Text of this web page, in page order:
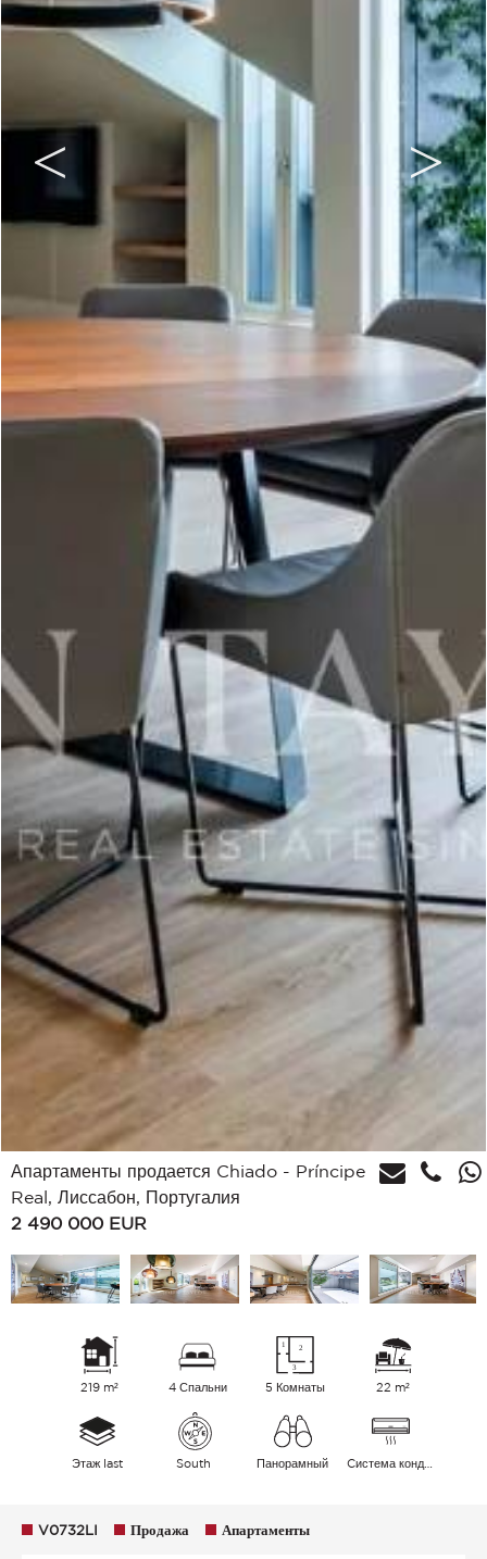
Апартаменты продается Chiado - Príncipe
Real, Лиссабон, Португалия
2 490 000 EUR
219 m² 4 Спальни 5 Комнаты 22 m²
Этаж last South Панорамный
V0732LI Продажа Апартаменты